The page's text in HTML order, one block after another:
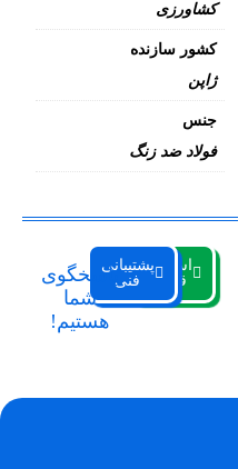
کشاورزی
کشور سازنده
ژاپن
جنس
فولاد ضد زنگ
استعلام
قیمت
پشتیبانی
فنیپاسخگوی
شما
هستیم!